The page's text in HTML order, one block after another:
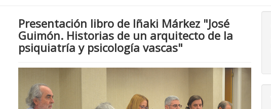
Presentación libro de Iñaki Márkez "José
Guimón. Historias de un arquitecto de la
psiquiatría y psicología vascas"